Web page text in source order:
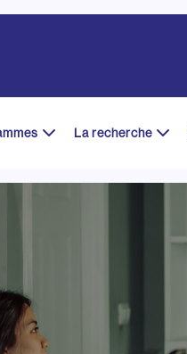
La recherche